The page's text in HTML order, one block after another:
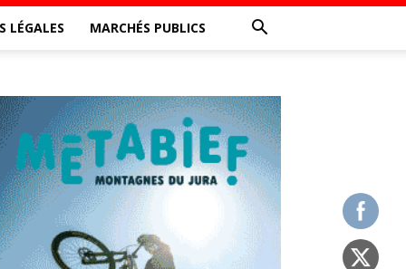
LÉGALES MARCHÉS PUBLICS